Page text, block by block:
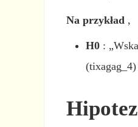
Na przykład ,
H0:
(tixagag_4)